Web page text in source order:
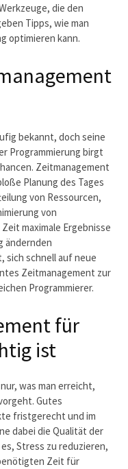
die den
Tipps, wie man
optimieren kann.
bekannt, doch seine
Programmierung birgt
Zeitmanagement
Planung des Tages
von Ressourcen,
von
maximale Ergebnisse
ändernden
sich schnell auf neue
Zeitmanagement zur
Programmierer.
für
ist
was man erreicht,
Gutes
fristgerecht und im
dabei die Qualität der
Stress zu reduzieren,
Zeit für